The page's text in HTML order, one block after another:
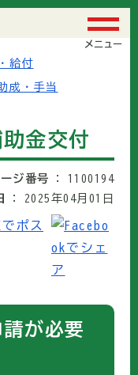
メニュー
給付
成・手当
金交付
ジ番号
1100194
2025年04月01日
が必要